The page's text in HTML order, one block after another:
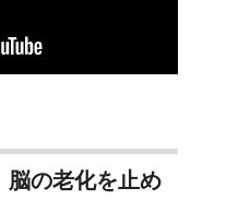
脳の老化を止め